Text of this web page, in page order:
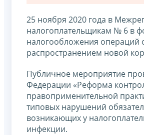
25 ноября 2020 года в
налогоплательщикам № 6 в
налогообложения операций
распространением новой
Публичное мероприятие
Федерации «Реформа
правоприменительной
типовых нарушений
возникающих у
инфекции.